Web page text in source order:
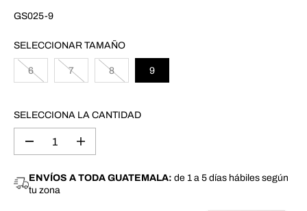
E
I
E
L
A
GS025-9
SELECCIONAR TAMAÑO
6 7 8 9
SELECCIONA LA CANTIDAD
D
i
m
i
n
A
u
e
ENVÍOS A TODA GUATEMALA: de 1 a 5 días hábiles según
tu zona